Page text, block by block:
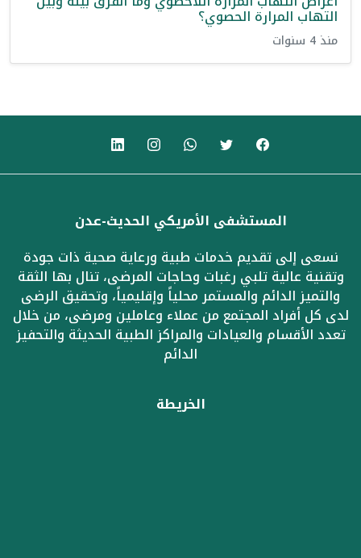
التهاب المرارة الحصوي؟
منذ 4 سنوات
المستشفى الأمريكي الحديث-عدن
نسعى إلى تقديم خدمات طبية ورعاية صحية ذات جودة
وتقنية عالية تلبي رغبات وحاجات المرضى، تنال بها الثقة
والتميز الدائم والمستمر محلياً وإقليمياً، وتحقيق الرضى
لدى كل أفراد المجتمع من عملاء وعاملين ومرضى، من خلال
تعدد الأقسام والعيادات والمراكز الطبية الحديثة والتحفيز
الدائم
الخريطة